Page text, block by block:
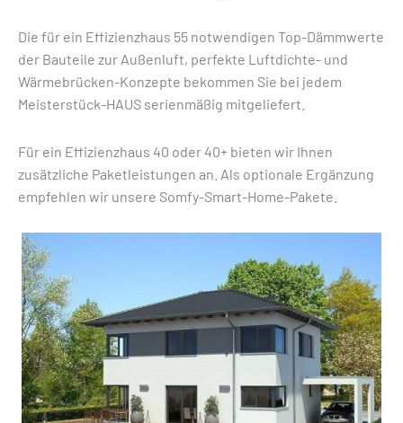
Die für ein Effizienzhaus 55 notwendigen Top-Dämmwerte
der Bauteile zur Außenluft, perfekte Luftdichte- und
Wärmebrücken-Konzepte bekommen Sie bei jedem
Meisterstück-HAUS serienmäßig mitgeliefert.
Für ein Effizienzhaus 40 oder 40+ bieten wir Ihnen
zusätzliche Paketleistungen an. Als optionale Ergänzung
empfehlen wir unsere Somfy-Smart-Home-Pakete.